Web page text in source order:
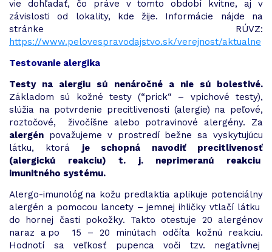
vie dohľadať, čo práve v tomto období kvitne, aj v
závislosti od lokality, kde žije. Informácie nájde na
stránke RÚVZ:
https://www.pelovespravodajstvo.sk/verejnost/aktualne
Testovanie alergika
Testy na alergiu sú nenáročné a nie sú bolestivé.
Základom sú kožné testy (“prick“ – vpichové testy),
slúžia na potvrdenie precitlivenosti (alergie) na peľové,
roztočové, živočíšne alebo potravinové alergény. Za
alergén považujeme v prostredí bežne sa vyskytujúcu
látku, ktorá je schopná navodiť precitlivenosť
(alergickú reakciu) t. j. neprimeranú reakciu
imunitného systému.
Alergo-imunológ na kožu predlaktia aplikuje potenciálny
alergén a pomocou lancety – jemnej ihličky vtlačí látku
do hornej časti pokožky. Takto otestuje 20 alergénov
naraz a po 15 – 20 minútach odčíta kožnú reakciu.
Hodnotí sa veľkosť pupenca voči tzv. negatívnej